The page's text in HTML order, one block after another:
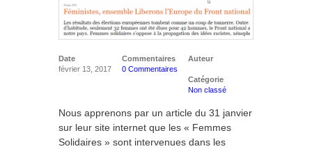
Date
février 13, 2017
Commentaires
0 Commentaires
Auteur
Catégorie
Non classé
Nous apprenons par un article du 31 janvier
sur leur site internet que les « Femmes
Solidaires » sont intervenues dans les